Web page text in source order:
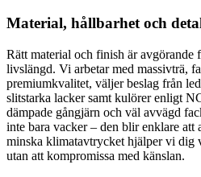
Material, hållbarhet och
Rätt material och finish är avgörande
livslängd. Vi arbetar med massivträ,
premiumkvalitet, väljer beslag från
slitstarka lacker samt kulörer enligt
dämpade gångjärn och väl avvägd
inte bara vacker – den blir enklare att
minska klimatavtrycket hjälper vi dig
utan att kompromissa med känslan.